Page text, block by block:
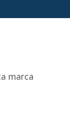
marca